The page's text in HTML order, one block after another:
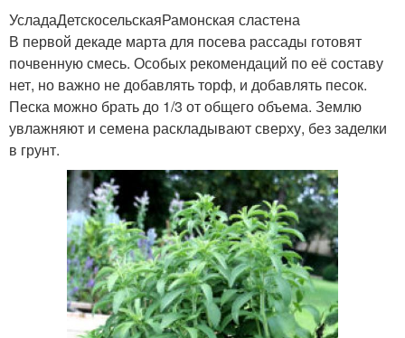
УсладаДетскосельскаяРамонская сластена
В первой декаде марта для посева рассады готовят
почвенную смесь. Особых рекомендаций по её составу
нет, но важно не добавлять торф, и добавлять песок.
Песка можно брать до 1/3 от общего объема. Землю
увлажняют и семена раскладывают сверху, без заделки
в грунт.